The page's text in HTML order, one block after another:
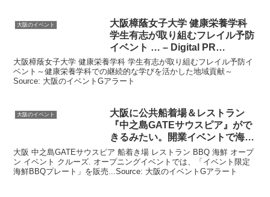
大阪のイベント 大阪樟蔭女子大学 健康栄養学科
学生有志が取り組むフレイル予防
イベント … – Digital PR
Platform
大阪樟蔭女子大学 健康栄養学科 学生有志が取り組むフレイル予防イ
ベント～健康栄養学科での継続的な学びを活かした地域貢献～
Source: 大阪のイベントGアラート
大阪のイベント 大阪に公共船着場＆レストラン
『中之島GATEサウスピア』がで
きるみたい。開業イベントで海鮮
…
大阪 中之島GATEサウスピア 船着き場 レストラン BBQ 海鮮 オープ
ン イベント クルーズ. オープニングイベントでは、「イベント限定
海鮮BBQプレート」を販売...Source: 大阪のイベントGアラート